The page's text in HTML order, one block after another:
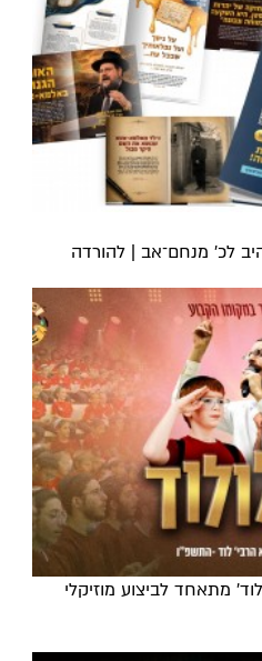
לכ’ מנחם־אב | להורדה
מתאחד לביצוע מוזיקלי